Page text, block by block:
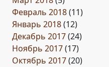
Февраль 2018(11)
Январь 2018(12)
Декабрь 2017(24)
Ноябрь 2017(17)
Октябрь 2017(20)